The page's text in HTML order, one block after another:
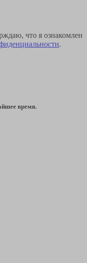
что я ознакомлен
.
время.